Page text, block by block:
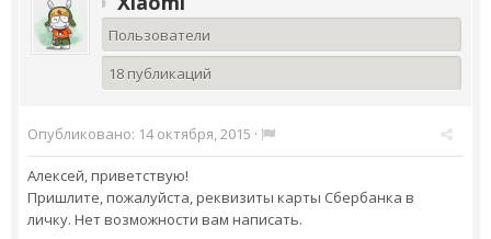
Пользователи
18 публикаций
Опубликовано: 14 октября, 2015 ·
Алексей, приветствую!
Пришлите, пожалуйста, реквизиты карты Сбербанка в
личку. Нет возможности вам написать.